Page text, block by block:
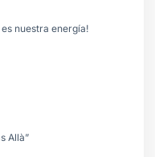
es nuestra energía!
Allà”